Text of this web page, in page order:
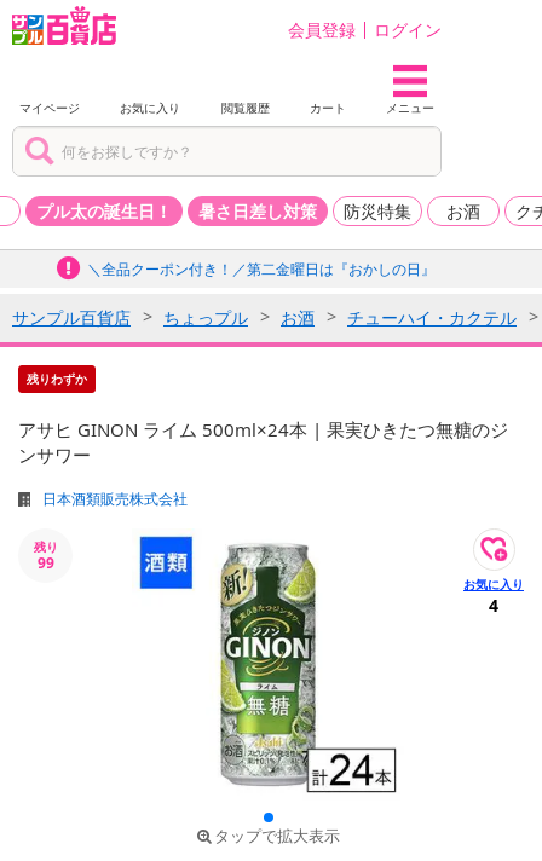
会員登録 ログイン
マイページ お気に入り 閲覧履歴 カート メニュー
プル太の誕生日！ 暑さ日差し対策 防災特集 お酒 ク
＼全品クーポン付き！／第二金曜日は『おかしの日』
サンプル百貨店 ちょっプル お酒 チューハイ・カクテル
残りわずか
アサヒ GINON ライム 500ml×24本 | 果実ひきたつ無糖のジ
ンサワー
日本酒類販売株式会社
残り
99
タップで拡大表示
4